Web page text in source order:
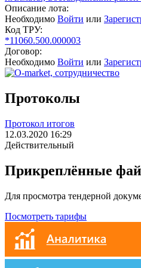
Описание лота:
Необходимо Войти или
Код ТРУ:
*11060.500.000003
Договор:
Необходимо Войти или
Протоколы
Протокол итогов
12.03.2020 16:29
Действительный
Прикреплённые
Для просмотра тендерной
Посмотреть тарифы